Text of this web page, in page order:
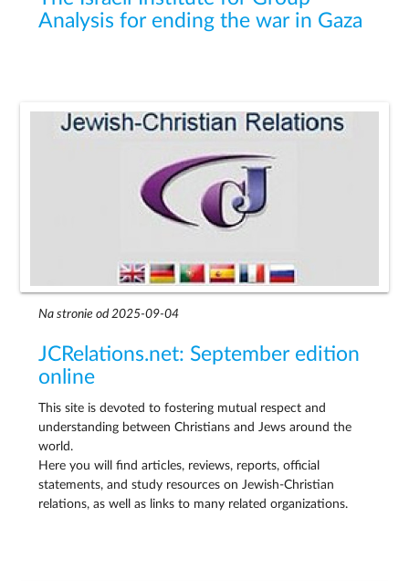
Analysis for ending the war in Gaza
Na stronie od 2025-09-04
JCRelations.net: September edition
online
This site is devoted to fostering mutual respect and
understanding between Christians and Jews around the
world.
Here you will find articles, reviews, reports, official
statements, and study resources on Jewish-Christian
relations, as well as links to many related organizations.